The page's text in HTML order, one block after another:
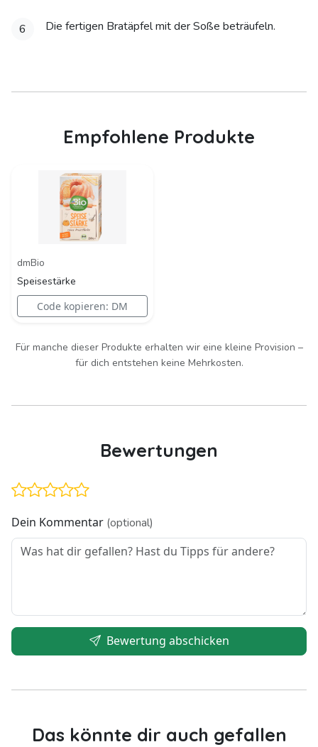
6 Die fertigen Bratäpfel mit der Soße beträufeln.
Empfohlene Produkte
dmBio
Speisestärke
Code kopieren: DM
Für manche dieser Produkte erhalten wir eine kleine Provision –
für dich entstehen keine Mehrkosten.
Bewertungen
Dein Kommentar (optional)
Bewertung abschicken
Das könnte dir auch gefallen